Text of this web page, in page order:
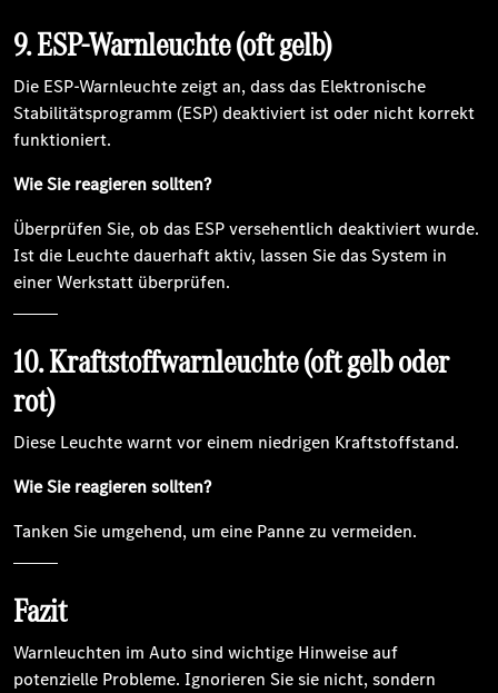
9. ESP-Warnleuchte (oft gelb)
Die ESP-Warnleuchte zeigt an, dass das Elektronische
Stabilitätsprogramm (ESP) deaktiviert ist oder nicht korrekt
funktioniert.
Wie Sie reagieren sollten?
Überprüfen Sie, ob das ESP versehentlich deaktiviert wurde.
Ist die Leuchte dauerhaft aktiv, lassen Sie das System in
einer Werkstatt überprüfen.
10. Kraftstoffwarnleuchte (oft gelb oder
rot)
Diese Leuchte warnt vor einem niedrigen Kraftstoffstand.
Wie Sie reagieren sollten?
Tanken Sie umgehend, um eine Panne zu vermeiden.
Fazit
Warnleuchten im Auto sind wichtige Hinweise auf
potenzielle Probleme. Ignorieren Sie sie nicht, sondern